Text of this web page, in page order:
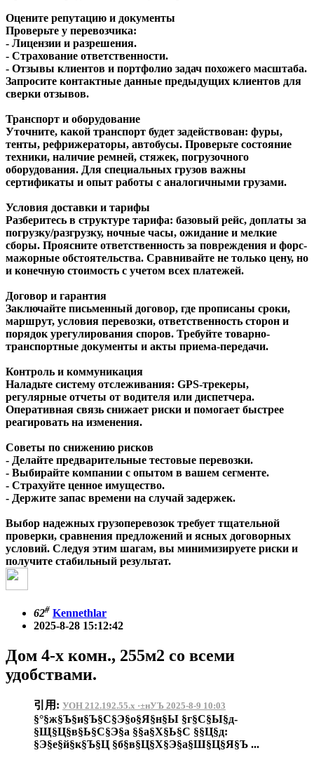
Оцените репутацию и документы
Проверьте у перевозчика:
- Лицензии и разрешения.
- Страхование ответственности.
- Отзывы клиентов и портфолио задач похожего масштаба.
Запросите контактные данные предыдущих клиентов для
сверки отзывов.
Транспорт и оборудование
Уточните, какой транспорт будет задействован: фуры,
тенты, рефрижераторы, автобусы. Проверьте состояние
техники, наличие ремней, стяжек, погрузочного
оборудования. Для специальных грузов важны
сертификаты и опыт работы с аналогичными грузами.
Условия доставки и тарифы
Разберитесь в структуре тарифа: базовый рейс, доплаты за
погрузку/разгрузку, ночные часы, ожидание и мелкие
сборы. Проясните ответственность за повреждения и форс-
мажорные обстоятельства. Сравнивайте не только цену, но
и конечную стоимость с учетом всех платежей.
Договор и гарантия
Заключайте письменный договор, где прописаны сроки,
маршрут, условия перевозки, ответственность сторон и
порядок урегулирования споров. Требуйте товарно-
транспортные документы и акты приема-передачи.
Контроль и коммуникация
Наладьте систему отслеживания: GPS-трекеры,
регулярные отчеты от водителя или диспетчера.
Оперативная связь снижает риски и помогает быстрее
реагировать на изменения.
Советы по снижению рисков
- Делайте предварительные тестовые перевозки.
- Выбирайте компании с опытом в вашем сегменте.
- Страхуйте ценное имущество.
- Держите запас времени на случай задержек.
Выбор надежных грузоперевозок требует тщательной
проверки, сравнения предложений и ясных договорных
условий. Следуя этим шагам, вы минимизируете риски и
получите стабильный результат.
62# Kennethlar
2025-8-28 15:12:42
Дом 4-х комн., 255м2 со всеми
удобствами.
引用: УОН 212.192.55.x ·±нУЪ 2025-8-9 10:03
§°§ж§Ъ§и§Ъ§С§Э§о§Я§н§Ы §г§С§Ы§д-
§Щ§Ц§в§Ь§С§Э§а §§а§Х§Ь§С §§Ц§д:
§Э§е§й§к§Ъ§Ц §б§в§Ц§Х§Э§а§Ш§Ц§Я§Ъ ...